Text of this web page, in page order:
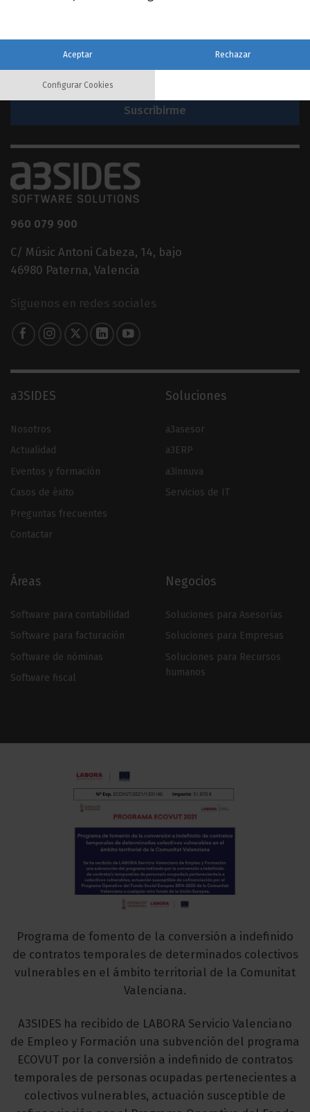
960 079 900
C/ Músic Antoni Cabeza, 14, bajo
46980 Paterna, Valencia
Síguenos en redes sociales
a3SIDES
Nosotros
Actualidad
Eventos y formación
Casos de éxito
Preguntas frecuentes
Contactar
Soluciones
a3asesor
a3ERP
a3innuva
Servicios de IT
Áreas
Software para contabilidad
Software para facturación
Software de nóminas
Software fiscal
Negocios
Soluciones para Asesorías
Soluciones para Empresas
Soluciones para Recursos
humanos
Programa de fomento de la conversión a indefinido
de contratos temporales de determinados colectivos
vulnerables en el ámbito territorial de la Comunitat
Valenciana.
A3SIDES ha recibido de LABORA Servicio Valenciano
de Empleo y Formación una subvención del programa
ECOVUT por la conversión a indefinido de contratos
temporales de personas ocupadas pertenecientes a
colectivos vulnerables, actuación susceptible de
Aceptar Rechazar
Configurar Cookies